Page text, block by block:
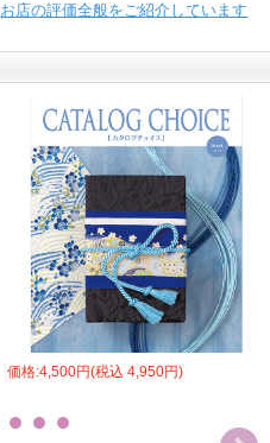
お店の評価全般をご紹介しています
価格:4,500円(税込 4,950円)